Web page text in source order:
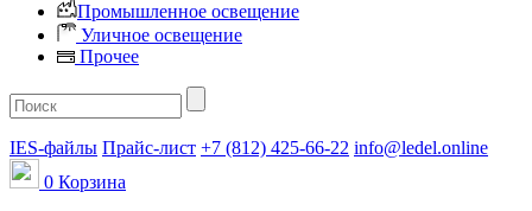
Промышленное освещение
Уличное освещение
Прочее
IES-файлы Прайс-лист +7 (812) 425-66-22 info@ledel.online
0 Корзина